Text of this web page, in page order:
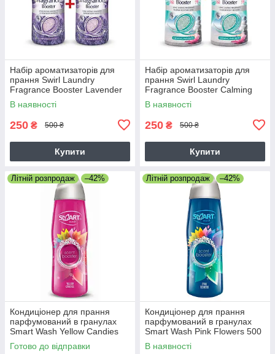
Набір ароматизаторів для
прання Swirl Laundry
Fragrance Booster Lavender
Bouquet 350г + 350г (1+1 у
подарунок)
В наявності
250 ₴ 500 ₴
Купити
Набір ароматизаторів для
прання Swirl Laundry
Fragrance Booster Calming
Infusion 350 г + 350 г (1+1 у
подарунок)
В наявності
250 ₴ 500 ₴
Купити
Літній розпродаж –42%
Кондиціонер для прання
парфумований в гранулах
Smart Wash Yellow Candies
500 г
Готово до відправки
Літній розпродаж –42%
Кондиціонер для прання
парфумований в гранулах
Smart Wash Pink Flowers 500
гВ наявності